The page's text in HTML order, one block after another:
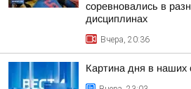
соревновались в
дисциплинах
Вчера, 20:36
Картина дня в наших